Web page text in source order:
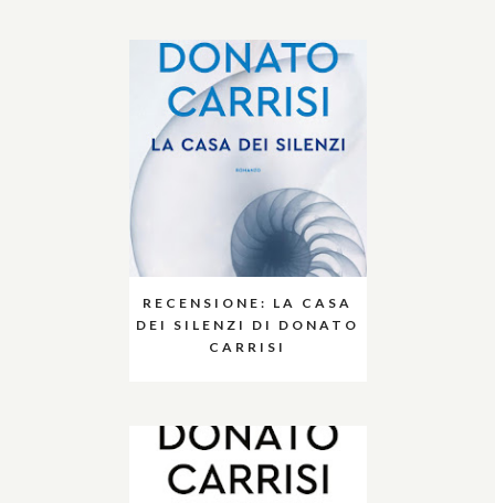
RECENSIONE: LA CASA
DEI SILENZI DI DONATO
CARRISI